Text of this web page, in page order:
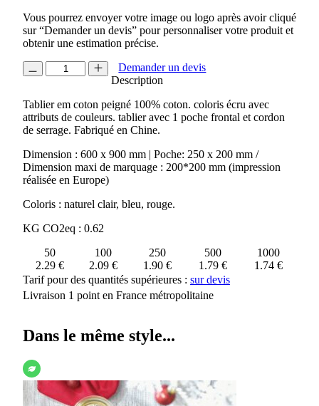
Vous pourrez envoyer votre image ou logo après avoir cliqué
sur “Demander un devis” pour personnaliser votre produit et
obtenir une estimation précise.
quantité
de
COTON
CHILLI
Demander un devis
Description
Tablier em coton peigné 100% coton. coloris écru avec
attributs de couleurs. tablier avec 1 poche frontal et cordon
de serrage. Fabriqué en Chine.
Dimension : 600 x 900 mm | Poche: 250 x 200 mm /
Dimension maxi de marquage : 200*200 mm (impression
réalisée en Europe)
Coloris : naturel clair, bleu, rouge.
KG CO2eq : 0.62
50
100 250 500
1000
2.29 €
2.09 € 1.90 € 1.79 €
1.74 €
Tarif pour des quantités supérieures : sur devis
Livraison 1 point en France métropolitaine
Dans le même style...